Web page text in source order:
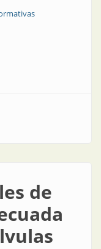
para impulsar Ilot
de